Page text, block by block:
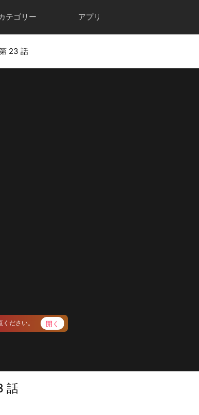
テゴリー アプリ
23 話
ださい。 開く
話